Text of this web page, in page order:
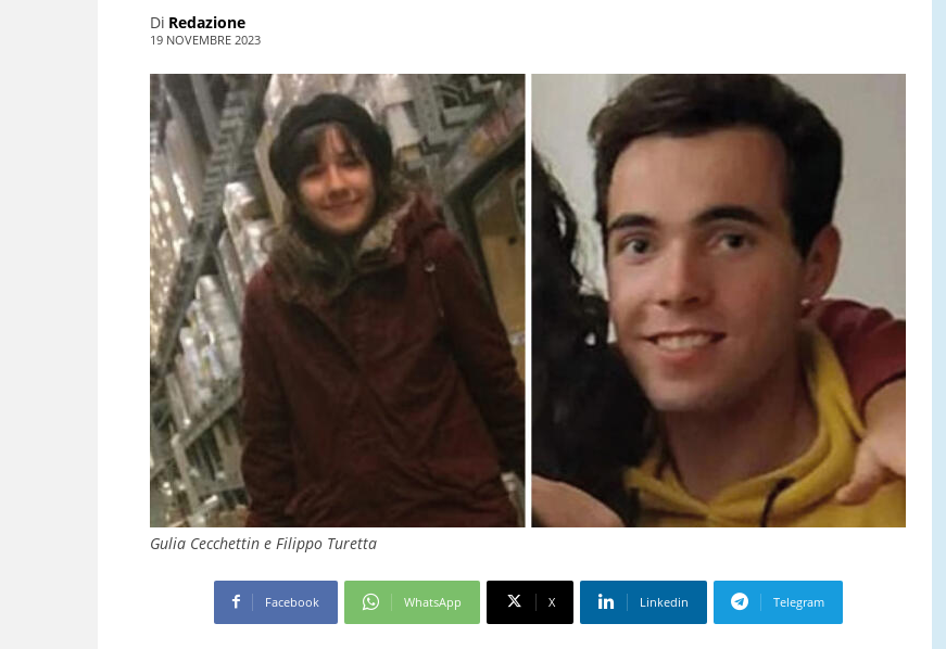
Di Redazione
19 NOVEMBRE 2023
Gulia Cecchettin e Filippo Turetta
Facebook WhatsApp X Linkedin Telegram